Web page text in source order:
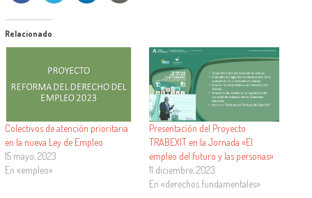
Relacionado
Colectivos de atención prioritaria
en la nueva Ley de Empleo
15 mayo, 2023
En «empleo»
Presentación del Proyecto
TRABEXIT en la Jornada «El
empleo del futuro y las personas»
11 diciembre, 2023
En «derechos fundamentales»